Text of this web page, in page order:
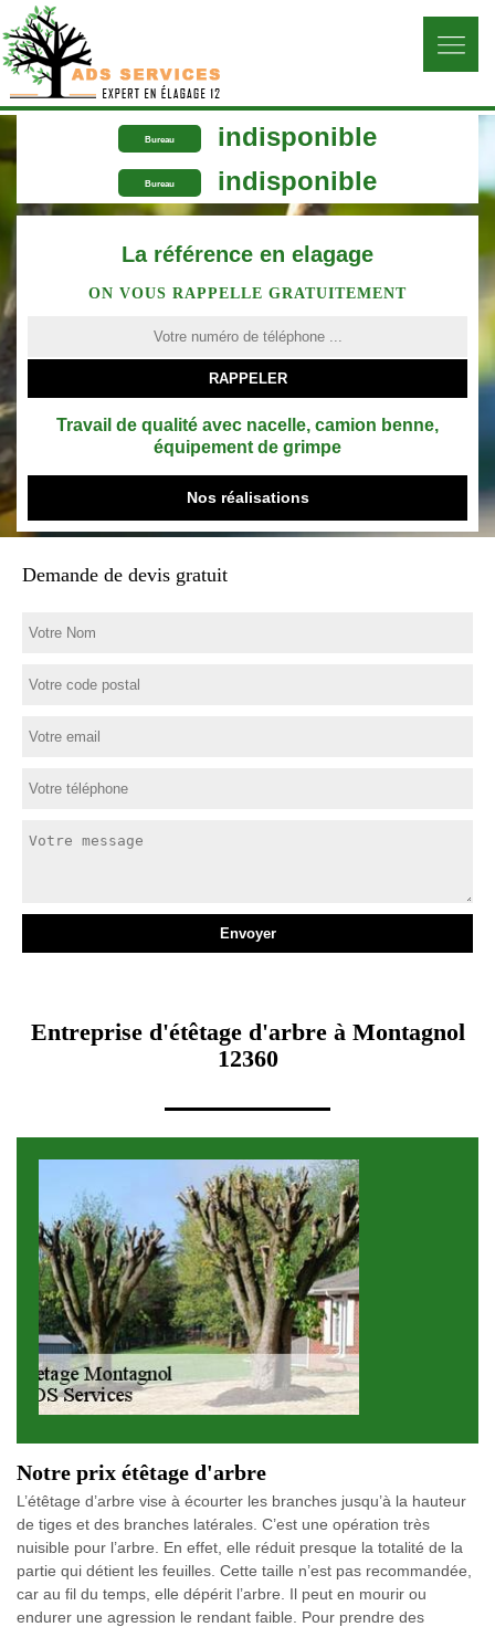
Bureau indisponible
Bureau indisponible
La référence en elagage
ON VOUS RAPPELLE GRATUITEMENT
Travail de qualité avec nacelle, camion benne,
équipement de grimpe
Nos réalisations
Demande de devis gratuit
Entreprise d'étêtage d'arbre à Montagnol
12360
Notre prix étêtage d'arbre
L’étêtage d’arbre vise à écourter les branches jusqu’à la hauteur
de tiges et des branches latérales. C’est une opération très
nuisible pour l’arbre. En effet, elle réduit presque la totalité de la
partie qui détient les feuilles. Cette taille n’est pas recommandée,
car au fil du temps, elle dépérit l’arbre. Il peut en mourir ou
endurer une agression le rendant faible. Pour prendre des